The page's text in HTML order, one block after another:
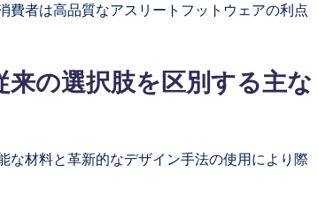
費者は高品質なアスリートフットウェアの利点
の選択肢を区別する主な
な材料と革新的なデザイン手法の使用により際